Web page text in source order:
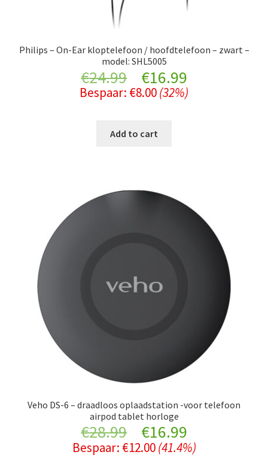
Philips – On-Ear kloptelefoon / hoofdtelefoon – zwart –
model: SHL5005
€24.99
Original
price
was:
€16.99Current
price
Bespaar: €8.00(32%)
Add to cart
Veho DS-6 – draadloos oplaadstation -voor telefoon
airpod tablet horloge
€28.99
Original
price
€16.99Current
price
Bespaar: €12.00 (41.4%)